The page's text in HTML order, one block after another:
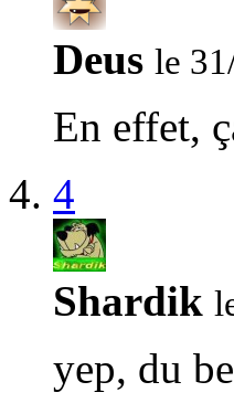
Deus le
En effet,
4
Shardik
yep, du